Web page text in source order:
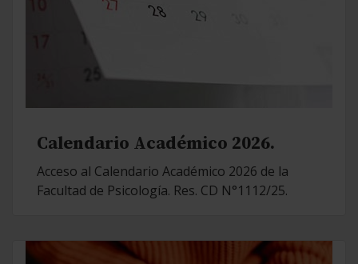
Calendario Académico 2026.
Acceso al Calendario Académico 2026 de la
Facultad de Psicología. Res. CD N°1112/25.